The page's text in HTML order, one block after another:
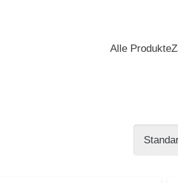
Alle Produkte